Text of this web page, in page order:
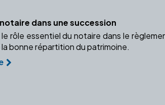
dans une succession
rôle essentiel du notaire dans le
bonne répartition du patrimoine.